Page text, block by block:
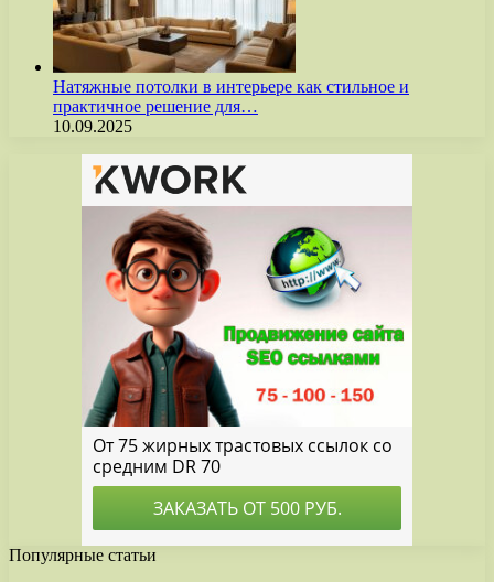
Натяжные потолки в интерьере как стильное и
практичное решение для…
10.09.2025
Популярные статьи